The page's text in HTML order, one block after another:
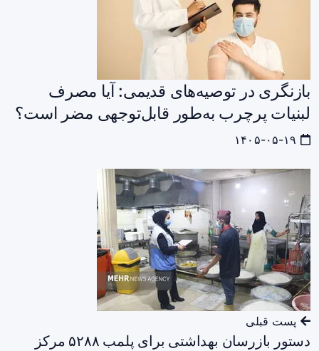
بازنگری در توصیه‌های قدیمی: آیا مصرف
لبنیات پرچرب به‌طور قابل‌توجهی مضر است؟
پست قبلی
دستور بازرسان بهداشتی برای پلمب ۵۲۸۸ مرکز